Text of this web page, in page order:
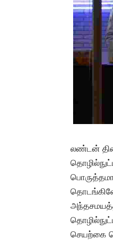
லண்டன்
செயற்கை